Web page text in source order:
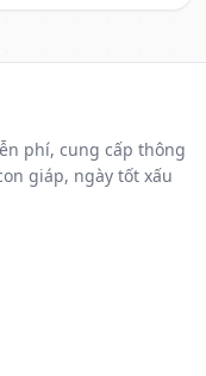
phí, cung cấp thông
giáp, ngày tốt xấu